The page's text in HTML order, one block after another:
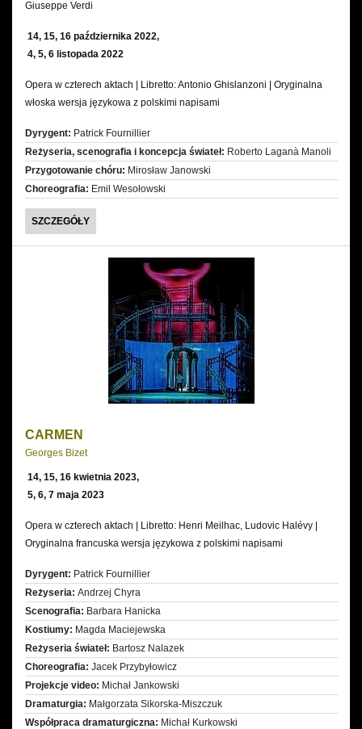
Wynajem rekwizytów
Fundusze unijne
Dotacje celowe
Giuseppe Verdi
14, 15, 16 października 2022,
4, 5, 6 listopada 2022
Opera w czterech aktach | Libretto: Antonio Ghislanzoni | Oryginalna
włoska wersja językowa z polskimi napisami
Dyrygent: Patrick Fournillier
Reżyseria, scenografia i koncepcja świateł: Roberto Laganà Manoli
Przygotowanie chóru: Mirosław Janowski
Choreografia: Emil Wesołowski
SZCZEGÓŁYAIDA
CARMEN
Georges Bizet
14, 15, 16 kwietnia 2023,
5, 6, 7 maja 2023
Opera w czterech aktach | Libretto: Henri Meilhac, Ludovic Halévy |
Oryginalna francuska wersja językowa z polskimi napisami
Dyrygent: Patrick Fournillier
Reżyseria: Andrzej Chyra
Scenografia: Barbara Hanicka
Kostiumy: Magda Maciejewska
Reżyseria świateł: Bartosz Nalazek
Choreografia: Jacek Przybyłowicz
Projekcje video: Michał Jankowski
Dramaturgia: Małgorzata Sikorska-Miszczuk
Współpraca dramaturgiczna: Michał Kurkowski